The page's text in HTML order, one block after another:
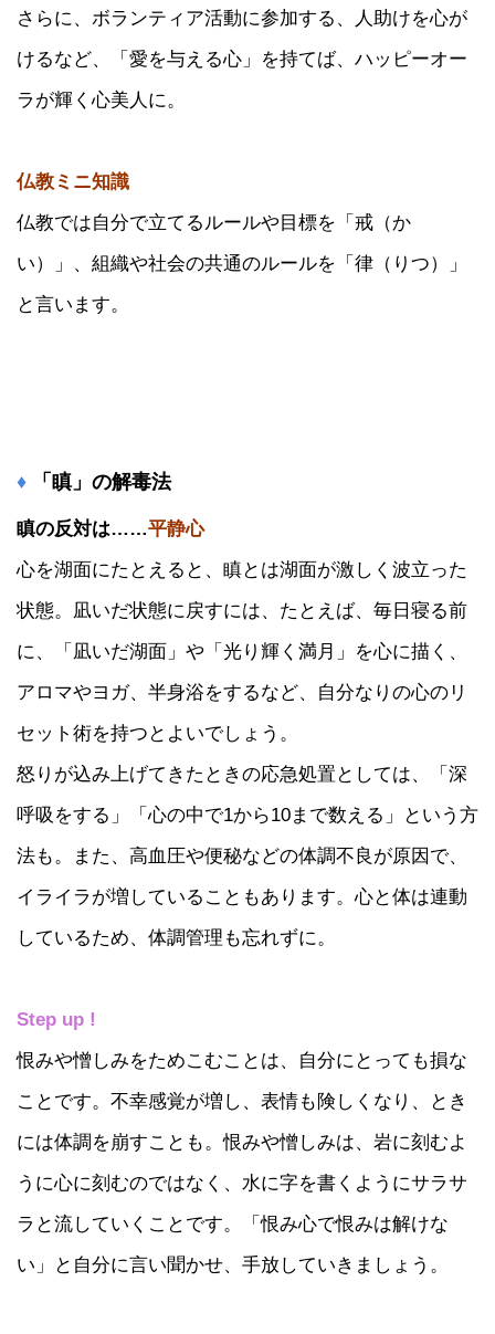
さらに、ボランティア活動に参加する、人助けを心が
けるなど、「愛を与える心」を持てば、ハッピーオー
ラが輝く心美人に。
仏教ミニ知識
仏教では自分で立てるルールや目標を「戒（か
い）」、組織や社会の共通のルールを「律（りつ）」
と言います。
♦ 「瞋」の解毒法
瞋の反対は……平静心
心を湖面にたとえると、瞋とは湖面が激しく波立った
状態。凪いだ状態に戻すには、たとえば、毎日寝る前
に、「凪いだ湖面」や「光り輝く満月」を心に描く、
アロマやヨガ、半身浴をするなど、自分なりの心のリ
セット術を持つとよいでしょう。
怒りが込み上げてきたときの応急処置としては、「深
呼吸をする」「心の中で1から10まで数える」という方
法も。また、高血圧や便秘などの体調不良が原因で、
イライラが増していることもあります。心と体は連動
しているため、体調管理も忘れずに。
Step up !
恨みや憎しみをためこむことは、自分にとっても損な
ことです。不幸感覚が増し、表情も険しくなり、とき
には体調を崩すことも。恨みや憎しみは、岩に刻むよ
うに心に刻むのではなく、水に字を書くようにサラサ
ラと流していくことです。「恨み心で恨みは解けな
い」と自分に言い聞かせ、手放していきましょう。